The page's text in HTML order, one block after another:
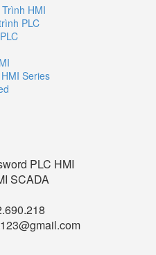
HMI
PLC
Series
PLC HMI
SCADA